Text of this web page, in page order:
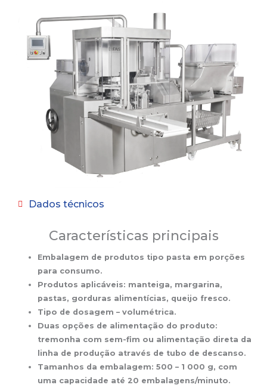
Dados técnicos
Características principais
Embalagem de produtos tipo pasta em porções
para consumo.
Produtos aplicáveis: manteiga, margarina,
pastas, gorduras alimentícias, queijo fresco.
Tipo de dosagem – volumétrica.
Duas opções de alimentação do produto:
tremonha com sem-fim ou alimentação direta da
linha de produção através de tubo de descanso.
Tamanhos da embalagem: 500 – 1 000 g, com
uma capacidade até 20 embalagens/minuto.